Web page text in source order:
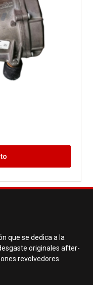
que se dedica a la
originales after-
revolvedores.